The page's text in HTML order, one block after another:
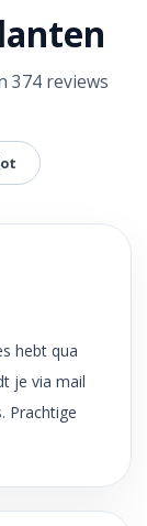
374 reviews
hebt qua
je via mail
Prachtige